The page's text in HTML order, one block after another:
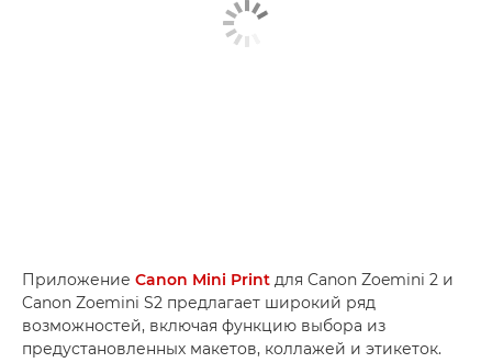
Приложение Canon Mini Print для Canon Zoemini 2 и
Canon Zoemini S2 предлагает широкий ряд
возможностей, включая функцию выбора из
предустановленных макетов, коллажей и этикеток.